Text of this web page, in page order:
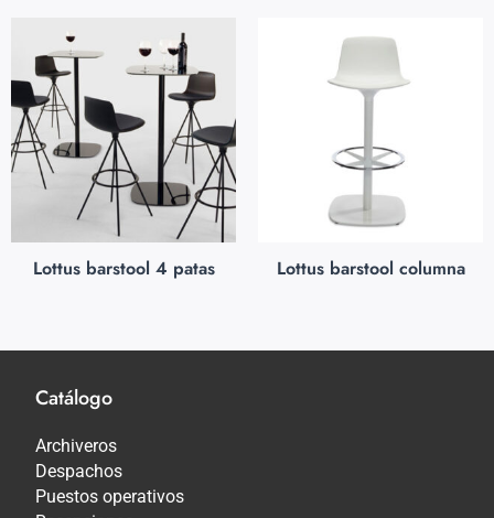
Lottus barstool 4 patas Lottus barstool columna
Catálogo
Archiveros
Despachos
Puestos operativos